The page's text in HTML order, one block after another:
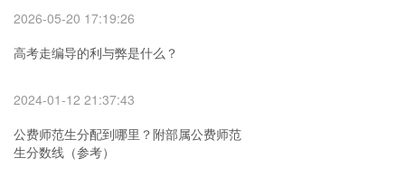
2026-05-20 17:19:26
高考走编导的利与弊是什么？
2024-01-12 21:37:43
公费师范生分配到哪里？附部属公费师范
生分数线（参考）